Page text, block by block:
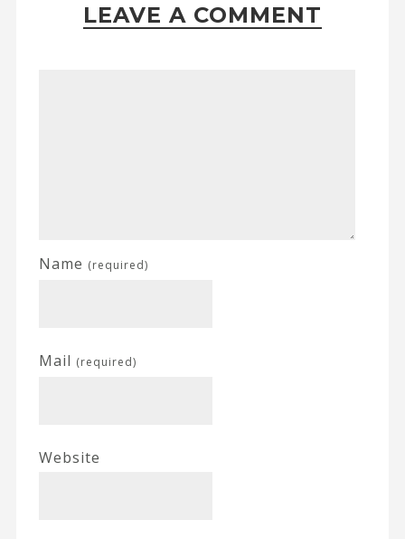
LEAVE A COMMENT
Name (required)
Mail (required)
Website